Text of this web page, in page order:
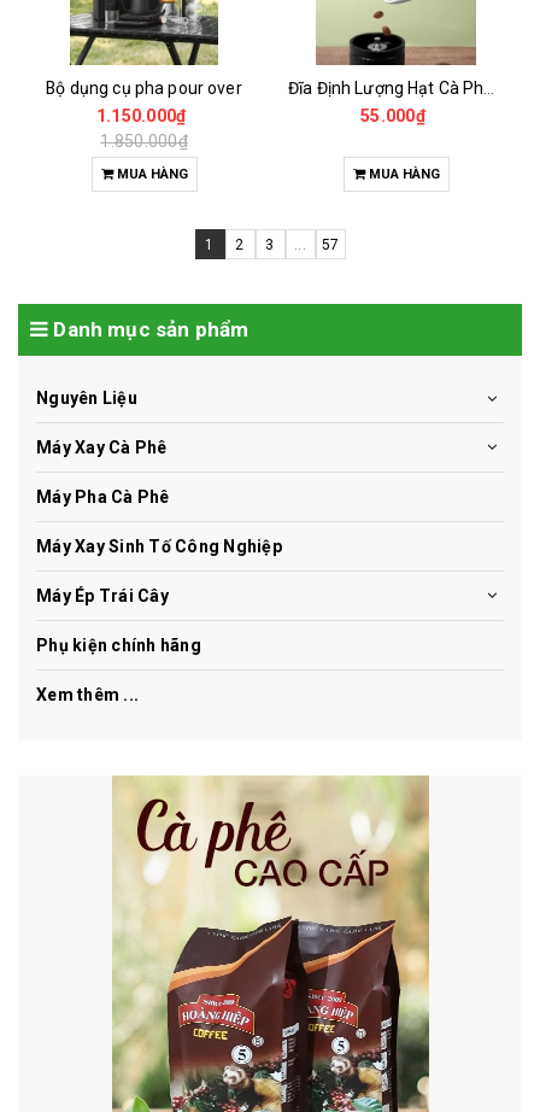
Bộ dụng cụ pha pour over
1.150.000₫
1.850.000₫
MUA HÀNG
55.000₫
MUA HÀNG
1 2 3 ... 57
Danh mục sản phẩm
Nguyên Liệu
Máy Xay Cà Phê
Máy Pha Cà Phê
Máy Xay Sinh Tố Công Nghiệp
Máy Ép Trái Cây
Phụ kiện chính hãng
Xem thêm ...